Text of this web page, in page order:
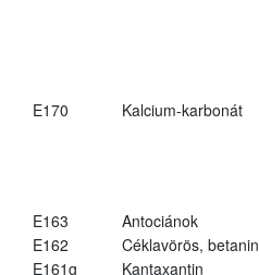
E170 Kalcium-karbonát
E163
Antociánok
E162
Céklavörös, betanin
E161g
Kantaxantin